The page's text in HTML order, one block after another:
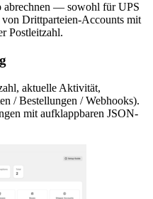
abrechnen — sowohl für UPS
Drittparteien-Accounts mit
Postleitzahl.
aktuelle Aktivität,
/ Bestellungen / Webhooks).
mit aufklappbaren JSON-